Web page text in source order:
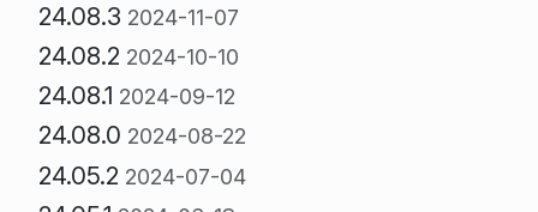
24.08.3 2024-11-07
24.08.2 2024-10-10
24.08.1 2024-09-12
24.08.0 2024-08-22
24.05.2 2024-07-04